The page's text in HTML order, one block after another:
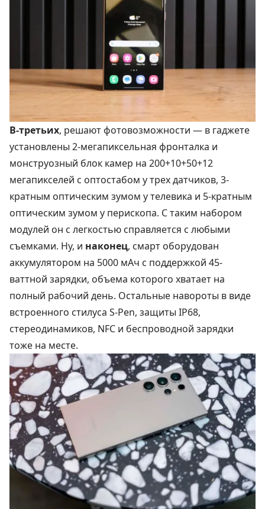
В-третьих, решают фотовозможности — в гаджете
установлены 2-мегапиксельная фронталка и
монструозный блок камер на 200+10+50+12
мегапикселей с оптостабом у трех датчиков, 3-
кратным оптическим зумом у телевика и 5-кратным
оптическим зумом у перископа. С таким набором
модулей он с легкостью справляется с любыми
съемками. Ну, и наконец, смарт оборудован
аккумулятором на 5000 мАч с поддержкой 45-
ваттной зарядки, объема которого хватает на
полный рабочий день. Остальные навороты в виде
встроенного стилуса S-Pen, защиты IP68,
стереодинамиков, NFC и беспроводной зарядки
тоже на месте.